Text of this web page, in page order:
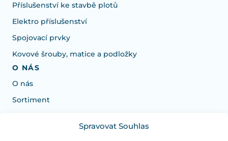
Spravovat Souhlas
Příslušenství ke stavbě plotů
Elektro příslušenství
Spojovací prvky
Kovové šrouby, matice a podložky
O NÁS
O nás
Sortiment
Potřebujete poradit s výběrem?